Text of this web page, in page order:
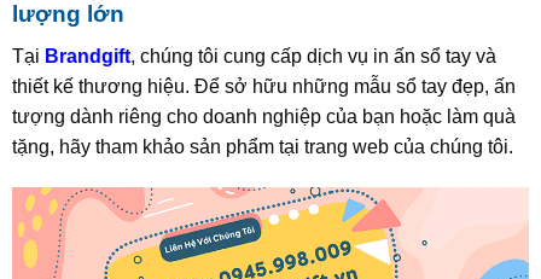
lượng lớn
Tại Brandgift, chúng tôi cung cấp dịch vụ in ấn sổ tay và
thiết kế thương hiệu. Để sở hữu những mẫu sổ tay đẹp, ấn
tượng dành riêng cho doanh nghiệp của bạn hoặc làm quà
tặng, hãy tham khảo sản phẩm tại trang web của chúng tôi.